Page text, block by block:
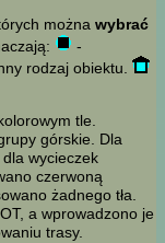
można wybrać
-
rodzaj obiektu.
tle.
górskie. Dla
wycieczek
czerwoną
żadnego tła.
a wprowadzono je
trasy.